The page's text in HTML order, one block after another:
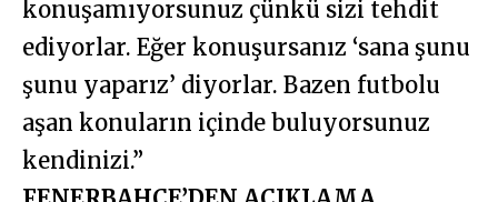
konuşamıyorsunuz çünkü sizi tehdit
ediyorlar. Eğer konuşursanız ‘sana şunu
şunu yaparız’ diyorlar. Bazen futbolu
aşan konuların içinde buluyorsunuz
kendinizi.”